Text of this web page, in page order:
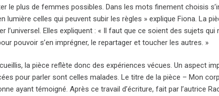
le plus de femmes possibles. Dans les mots finement choisis
lumière celles qui peuvent subir les règles » explique Fiona. La
l’universel. Elles expliquent : « Il faut que ce soient des sujets
pouvoir s’en imprégner, le repartager et toucher les autres. »
la pièce reflète donc des expériences vécues. Un aspect
pour parler sont celles malades. Le titre de la pièce – Mon
ayant témoigné. Après ce travail d’écriture, fait par l’autrice